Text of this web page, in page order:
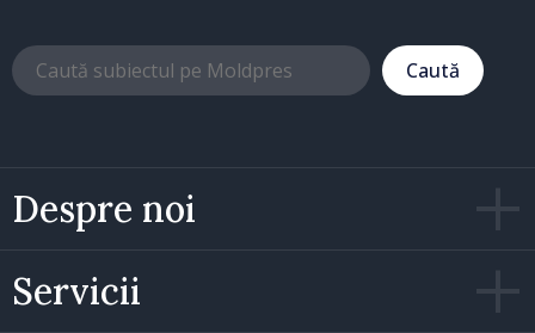
Despre noi
Servicii
Caută